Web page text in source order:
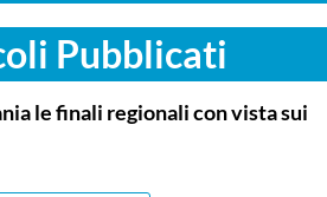
Pubblicati
le finali regionali con vista sui